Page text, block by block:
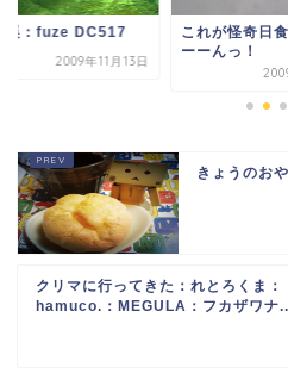
渓：fuze DC517
2009年11月13日
これが怪奇日
ーーんっ！
きょうのお
クリマに行ってきた：れとろくま：
hamuco.：MEGULA：フカザワナ